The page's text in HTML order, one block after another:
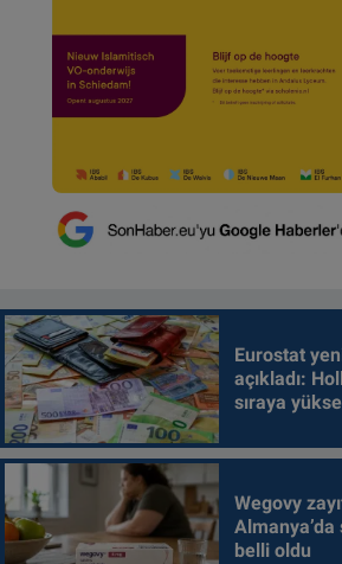
Eurostat
açıkladı:
sıraya
Wegovy
Almanya’da
belli oldu